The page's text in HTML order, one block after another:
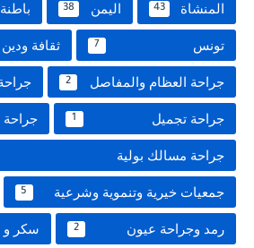
المنشاة 43 اليمن 38 باطنة
تونس 7 ثقافة ودين
جراحة العظام والمفاصل 2
جراحة تجميل 1 جراحة
جراحة مسالك بولية
جمعيات خيرية وتنموية وشرعية 5
رمد وجراحة عيون 2 سكر و